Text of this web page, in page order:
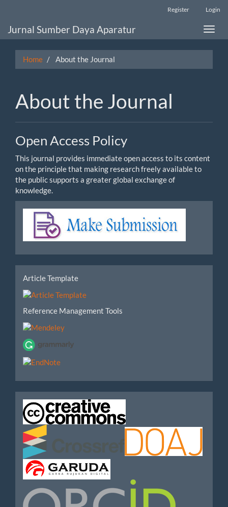
Main
Register Login
Toggle
Jurnal Sumber Daya Aparatur
Home About the Journal
About the Journal
Open Access Policy
This journal provides immediate open access to its content
on the principle that making research freely available to
the public supports a greater global exchange of
knowledge.
Make
Submission
tools
Article Template
Reference Management Tools
IndexedBy